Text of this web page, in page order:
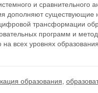
и сравнительного
дополняют существующие
трансформации
программ и
всех уровнях
образования